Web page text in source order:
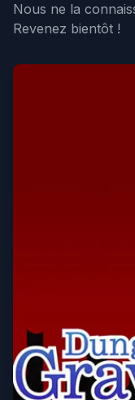
Nous ne la
Revenez bientôt !